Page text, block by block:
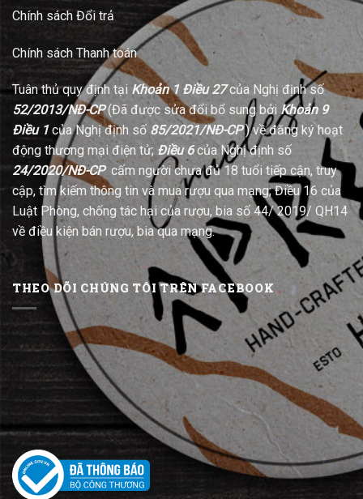
Chính sách Đổi trả
Chính sách Thanh toán
Tuân thủ quy định tại Khoản 1 Điều 27của Nghị định số
52/2013/NĐ-CP(Đã được sửa đổi bổ sung bởi Khoản 9
Điều 1của Nghị định số 85/2021/NĐ-CP) về đăng ký hoạt
động thương mại điện tử; Điều 6của Nghị định số
24/2020/NĐ-CPcấm người chưa đủ 18 tuổi tiếp cận, truy
cập, tìm kiếm thông tin và mua rượu qua mạng; Điều 16 của
Luật Phòng, chống tác hại của rượu, bia số 44/ 2019/ QH14
về điều kiện bán rượu, bia qua mạng.
THEO DÕI CHÚNG TÔI TRÊN FACEBOOK